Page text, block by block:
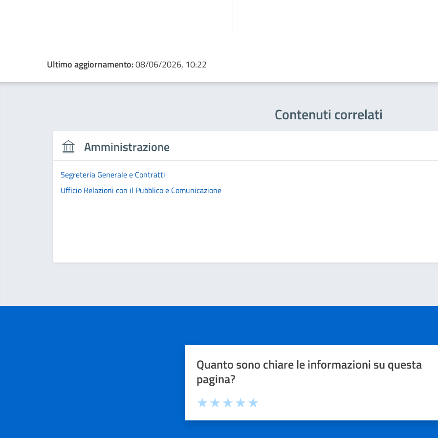
Ultimo aggiornamento:08/06/2026, 10:22
Contenuti correlati
Amministrazione
Segreteria Generale e Contratti
Ufficio Relazioni con il Pubblico e Comunicazione
Quanto sono chiare le informazioni su questa
pagina?